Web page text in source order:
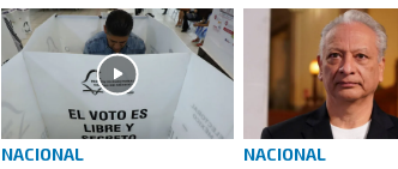
NACIONAL
NACIONAL